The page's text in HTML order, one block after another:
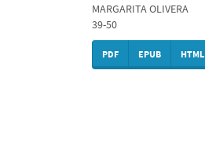
MARGARITA OLIVERA
39-50
PDF EPUB HTML